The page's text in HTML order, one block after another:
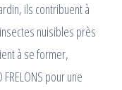
ils contribuent à
nuisibles près
à se former,
pour une